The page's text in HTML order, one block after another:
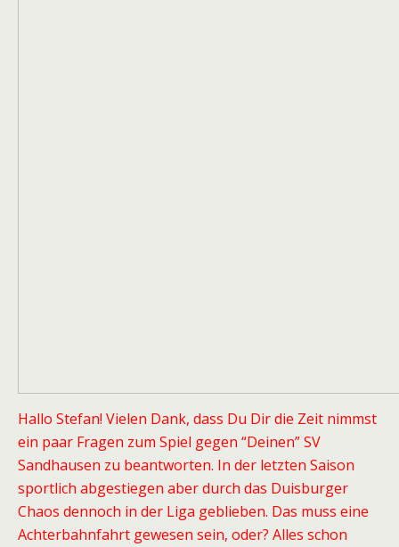
Hallo Stefan! Vielen Dank, dass Du Dir die Zeit nimmst
ein paar Fragen zum Spiel gegen “Deinen” SV
Sandhausen zu beantworten. In der letzten Saison
sportlich abgestiegen aber durch das Duisburger
Chaos dennoch in der Liga geblieben. Das muss eine
Achterbahnfahrt gewesen sein, oder? Alles schon